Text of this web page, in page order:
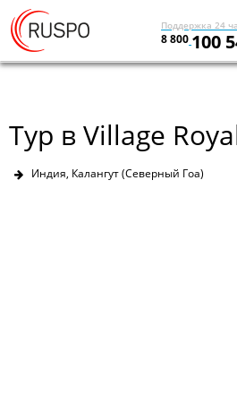
Поддержка 24
8 800 100
Тур в Village
Индия, Калангут (Северный Гоа)